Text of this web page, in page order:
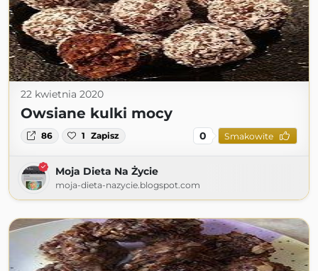
22 kwietnia 2020
Owsiane kulki mocy
86 1 Zapisz 0 Smakowite
Moja Dieta Na Życie
moja-dieta-nazycie.blogspot.com